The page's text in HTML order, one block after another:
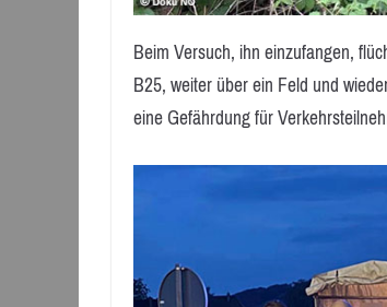
Beim Versuch, ihn einzufangen,
B25, weiter über ein Feld und
eine Gefährdung für